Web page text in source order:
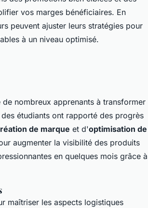
vos marges bénéficiaires. En
peuvent ajuster leurs stratégies pour
à un niveau optimisé.
nombreux apprenants à transformer
étudiants ont rapporté des progrès
de marque et d'optimisation de
augmenter la visibilité des produits
en quelques mois grâce à
maîtriser les aspects logistiques